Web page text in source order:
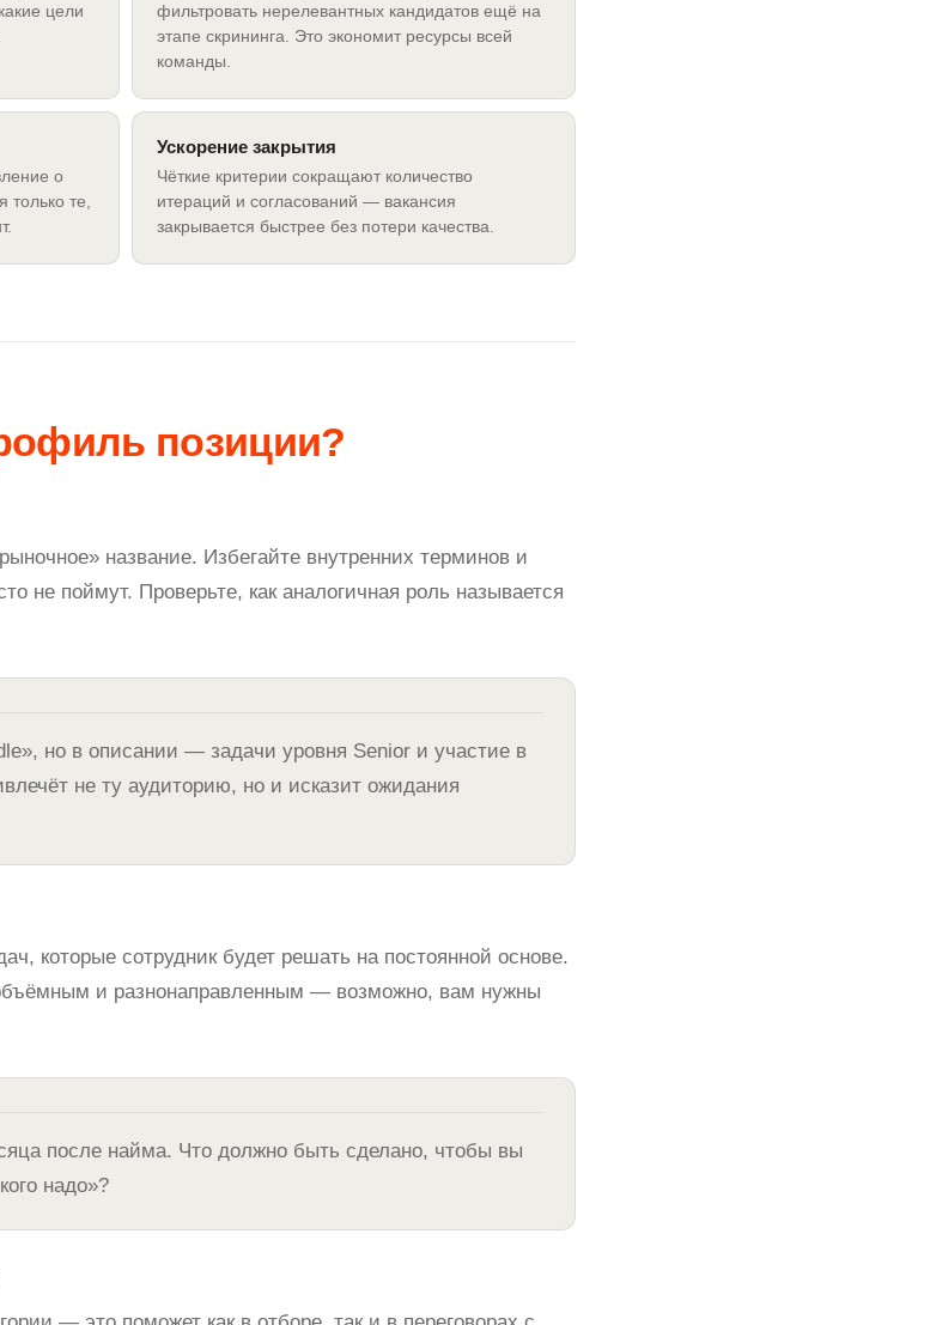
цели
фильтровать нерелевантных кандидатов ещё на
этапе скрининга. Это экономит ресурсы всей
команды.
о
только те,
Ускорение закрытия
Чёткие критерии сокращают количество
итераций и согласований — вакансия
закрывается быстрее без потери качества.
позиции?
название. Избегайте внутренних терминов и
не поймут. Проверьте, как аналогичная роль называется
но в описании — задачи уровня Senior и участие в
не ту аудиторию, но и исказит ожидания
которые сотрудник будет решать на постоянной основе.
и разнонаправленным — возможно, вам нужны
после найма. Что должно быть сделано, чтобы вы
надо»?